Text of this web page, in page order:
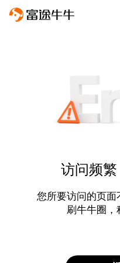
访问频
您所要访问的页面
刷牛牛圈，